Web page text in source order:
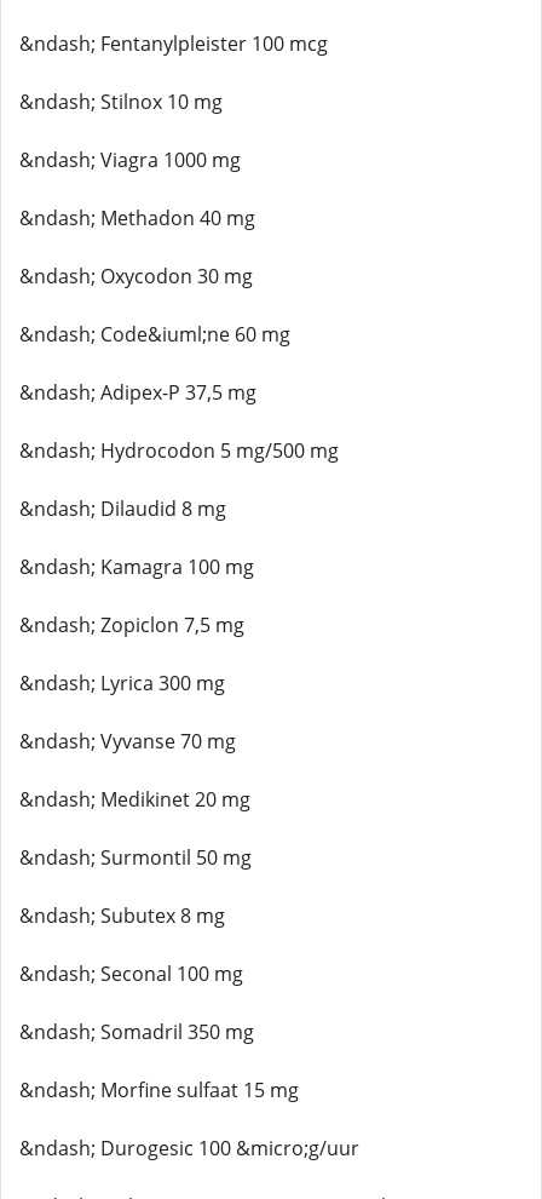
&ndash; Fentanylpleister 100 mcg
&ndash; Stilnox 10 mg
&ndash; Viagra 1000 mg
&ndash; Methadon 40 mg
&ndash; Oxycodon 30 mg
&ndash; Code&iuml;ne 60 mg
&ndash; Adipex-P 37,5 mg
&ndash; Hydrocodon 5 mg/500 mg
&ndash; Dilaudid 8 mg
&ndash; Kamagra 100 mg
&ndash; Zopiclon 7,5 mg
&ndash; Lyrica 300 mg
&ndash; Vyvanse 70 mg
&ndash; Medikinet 20 mg
&ndash; Surmontil 50 mg
&ndash; Subutex 8 mg
&ndash; Seconal 100 mg
&ndash; Somadril 350 mg
&ndash; Morfine sulfaat 15 mg
&ndash; Durogesic 100 &micro;g/uur